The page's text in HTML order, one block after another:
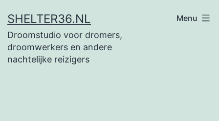
naar
de
inhoud
SHELTER36.NL
Droomstudio voor dromers,
droomwerkers en andere
nachtelijke reizigers
Menu